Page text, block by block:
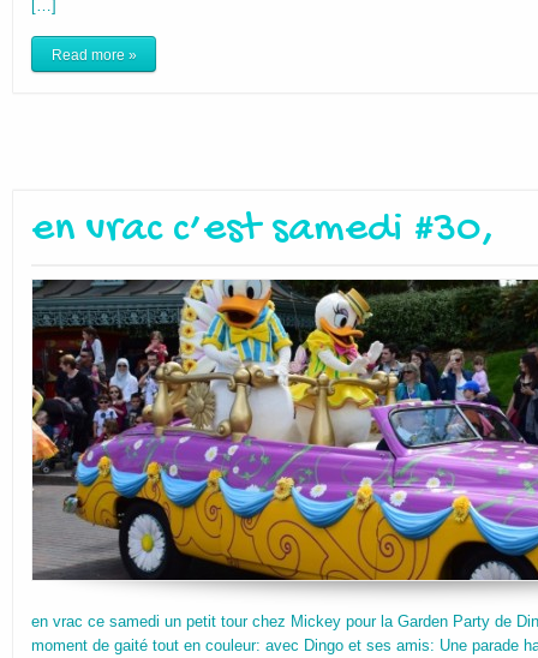
[…]
Read more »
en vrac c’est samedi #30,
en vrac ce samedi un petit tour chez Mickey pour la Garden Party de
moment de gaité tout en couleur: avec Dingo et ses amis: Une parade